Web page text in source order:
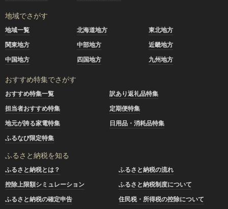
地域でさがす
地域一覧 北海道地方
東北地方
関東地方
中部地方
近畿地方
中国地方
四国地方 九州地方
おすすめ特集でさがす
おすすめ特集一覧
訳あり返礼品特集
担当者おすすめ特集
定期便特集
地元が誇る家電特集
日用品・消耗品特集
ふるなび限定特集
ふるさと納税を知る
ふるさと納税とは？
ふるさと納税の流れ
控除上限額シミュレーション
ふるさと納税制度について
ふるさと納税の確定申告
住民税・所得税の控除について